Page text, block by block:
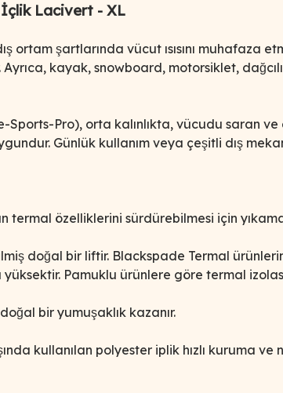
İçlik Lacivert - XL
ortam şartlarında vücut ısısını muhafaza
kayak, snowboard, motorsiklet,
Pro), orta kalınlıkta, vücudu saran
Günlük kullanım veya çeşitli dış
özelliklerini sürdürebilmesi için yıkama
doğal bir liftir. Blackspade Termal
yüksektir. Pamuklu ürünlere göre termal
bir yumuşaklık kazanır.
kullanılan polyester iplik hızlı kuruma